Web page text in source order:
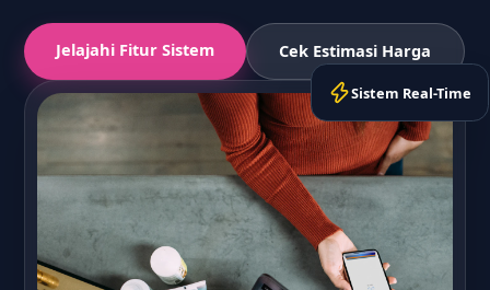
Jelajahi Fitur Sistem Cek Estimasi Harga
Sistem Real-Time